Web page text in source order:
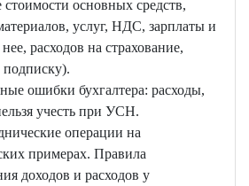
стоимости основных средств,
услуг, НДС, зарплаты и
расходов на страхование,
подписку).
ошибки бухгалтера: расходы,
учесть при УСН.
операции на
примерах. Правила
доходов и расходов у